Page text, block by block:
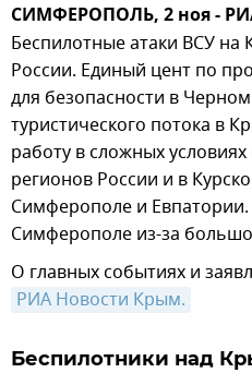
СИМФЕРОПОЛЬ, 2 ноя -
Беспилотные атаки ВСУ
России. Единый цент по
для безопасности в
туристического потока в
работу в сложных
регионов России и в
Симферополе и
Симферополе из-за
О главных событиях и
РИА Новости Крым.
Беспилотники над